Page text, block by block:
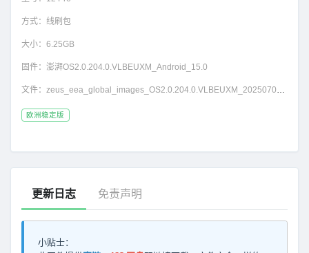
方式： 线刷包
大小： 6.25GB
固件： 澎湃OS2.0.204.0.VLBEUXM_Android_15.0
文件： zeus_eea_global_images_OS2.0.204.0.VLBEUXM_20250709.0000.00_15.0_eea_c0e8f1dc20.tgz
欧洲稳定版
更新日志 免责声明
小贴士：